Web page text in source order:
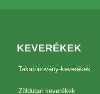
KEVERÉKEK
Takarónövény-keverékek
Zöldugar keverékek